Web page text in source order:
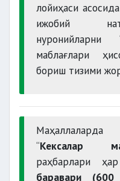
лойиҳаси
ижобий
нуронийларни
маблағлари
бориш тизими
“Кексалар
раҳбарлари
баравари